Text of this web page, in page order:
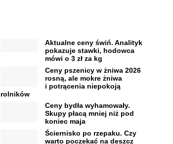
Aktualne ceny świń. Analityk
pokazuje stawki, hodowca
mówi o 3 zł za kg
Ceny pszenicy w żniwa 2026
rosną, ale mokre żniwa
i potrącenia niepokoją
rolników
Ceny bydła wyhamowały.
Skupy płacą mniej niż pod
koniec maja
Ściernisko po rzepaku. Czy
warto poczekać na deszcz